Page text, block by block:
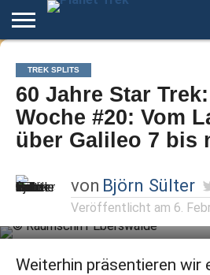
Home
Der
Podcast
Über
Star
Trek
Artikel
Andere
Welten
Autoren
Night
Mode
TREK SPLITS
60 Jahre Star
Woche #20: Vom
über Galileo 7 bis
von Björn Sülter
Veröffentlicht am 6.
Weiterhin präsentieren wir